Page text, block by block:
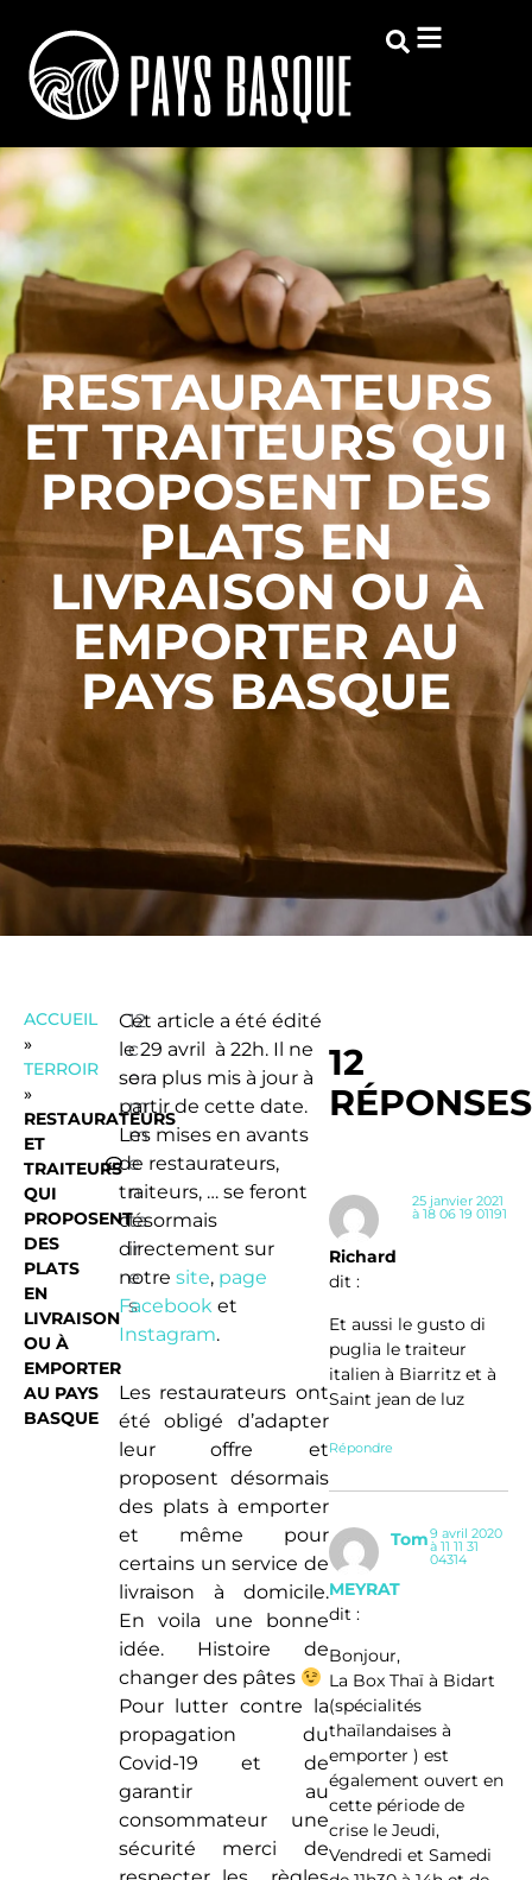
RESTAURATEURS
ET TRAITEURS QUI
PROPOSENT DES
PLATS EN
LIVRAISON OU À
EMPORTER AU
PAYS BASQUE
ACCUEIL
»
TERROIR
»
RESTAURATEURS
ET
TRAITEURS
QUI
PROPOSENT
DES
PLATS
EN
LIVRAISON
OU À
EMPORTER
AU PAYS
BASQUE
12
c
o
m
m
e
n
ta
ir
e
s
Cet article a été édité
le 29 avril à 22h. Il ne
sera plus mis à jour à
partir de cette date.
Les mises en avants
de restaurateurs,
traiteurs, … se feront
désormais
directement sur
notre site, page
Facebooket
Instagram.
Les restaurateurs ont
été obligé d’adapter
leur offre et
proposent désormais
des plats à emporter
et même pour
certains un service de
livraison à domicile.
En voila une bonne
idée. Histoire de
changer des pâtes
Pour lutter contre la
propagation du
Covid-19 et de
garantir au
consommateur une
sécurité merci de
12
RÉPONSES
Richard
dit :
25 janvier 2021
à 18 06 19 01191
Et aussi le gusto di
puglia le traiteur
italien à Biarritz et à
Saint jean de luz
Répondre
Tom
MEYRAT
dit :
9 avril 2020
à 11 11 31
04314
Bonjour,
La Box Thaï à Bidart
(spécialités
thaïlandaises à
emporter ) est
également ouvert en
cette période de
crise le Jeudi,
Vendredi et Samedi